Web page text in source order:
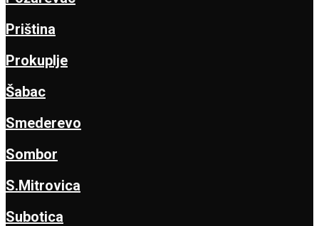
Priština
Prokuplje
Šabac
Smederevo
Sombor
S.Mitrovica
Subotica